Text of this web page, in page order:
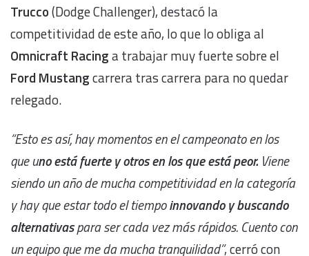
Trucco(Dodge Challenger), destacó la
competitividad de este año, lo que lo obliga al
Omnicraft Racinga trabajar muy fuerte sobre el
Ford Mustangcarrera tras carrera para no quedar
relegado.
“Esto es así, hay momentos en el campeonato en los
que uno está fuerte y otros en los que está peor. Viene
siendo un año de mucha competitividad en la categoría
y hay que estar todo el tiempoinnovando y buscando
alternativaspara ser cada vez más rápidos. Cuento con
un equipo que me da mucha tranquilidad”, cerró con